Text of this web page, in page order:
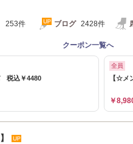
253件 ブログ 2428件
クーポン一覧へ
税込￥4480
全員
【☆メ
￥